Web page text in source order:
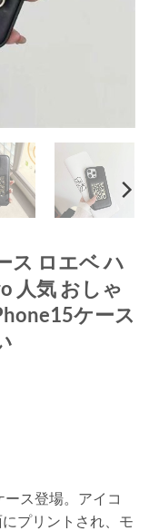
ス ロエベ ハ
人気 おしゃ
ケース
ス登場。アイコ
プリントされ、モ